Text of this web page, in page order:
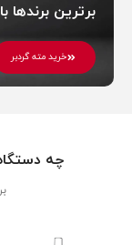
برترین برندها
خرید مته گردبر
چه